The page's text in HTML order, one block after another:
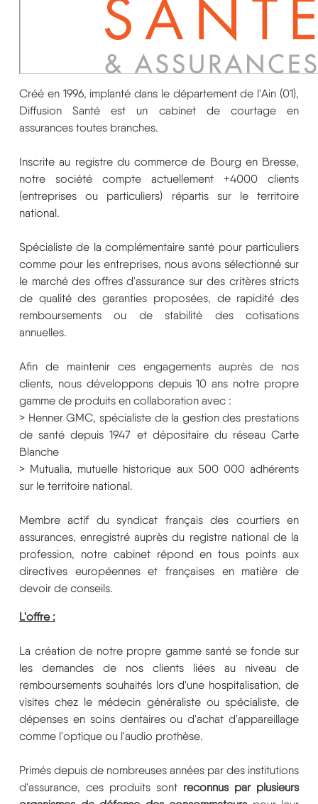
Créé en 1996, implanté dans le département de l'Ain (01),
Diffusion Santé est un cabinet de courtage en
assurances toutes branches.
Inscrite au registre du commerce de Bourg en Bresse,
notre société compte actuellement +4000 clients
(entreprises ou particuliers) répartis sur le territoire
national.
Spécialiste de la complémentaire santé pour particuliers
comme pour les entreprises, nous avons sélectionné sur
le marché des offres d'assurance sur des critères stricts
de qualité des garanties proposées, de rapidité des
remboursements ou de stabilité des cotisations
annuelles.
Afin de maintenir ces engagements auprès de nos
clients, nous développons depuis 10 ans notre propre
gamme de produits en collaboration avec :
> Henner GMC, spécialiste de la gestion des prestations
de santé depuis 1947 et dépositaire du réseau Carte
Blanche
> Mutualia, mutuelle historique aux 500 000 adhérents
sur le territoire national.
Membre actif du syndicat français des courtiers en
assurances, enregistré auprès du registre national de la
profession, notre cabinet répond en tous points aux
directives européennes et françaises en matière de
devoir de conseils.
L'offre :
La création de notre propre gamme santé se fonde sur
les demandes de nos clients liées au niveau de
remboursements souhaités lors d'une hospitalisation, de
visites chez le médecin généraliste ou spécialiste, de
dépenses en soins dentaires ou d'achat d'appareillage
comme l'optique ou l'audio prothèse.
Primés depuis de nombreuses années par des institutions
d'assurance, ces produits sont reconnus par plusieurs